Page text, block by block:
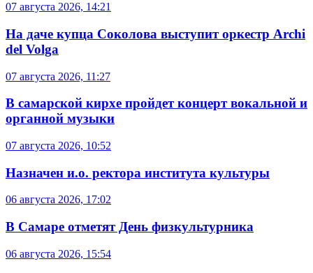
07 августа 2026, 14:21
На даче купца Соколова выступит оркестр Archi
del Volga
07 августа 2026, 11:27
В самарской кирхе пройдет концерт вокальной и
органной музыки
07 августа 2026, 10:52
Назначен и.о. ректора института культуры
06 августа 2026, 17:02
В Самаре отметят День физкультурника
06 августа 2026, 15:54